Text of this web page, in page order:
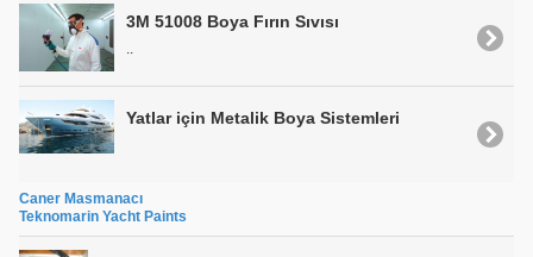
3M 51008 Boya Fırın Sıvısı
..
Yatlar için Metalik Boya Sistemleri
Caner Masmanacı
Teknomarin Yacht Paints